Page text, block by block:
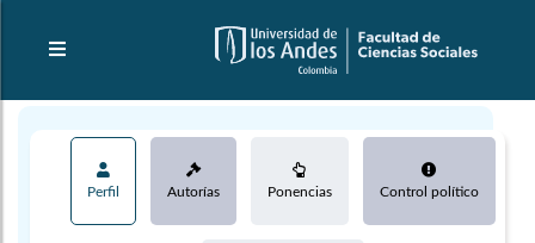
Perfil Autorías Ponencias Control político